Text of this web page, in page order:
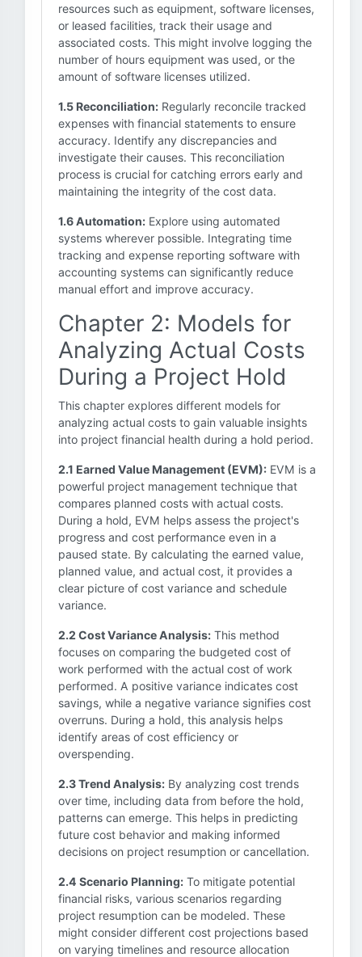
resources such as equipment, software licenses,
or leased facilities, track their usage and
associated costs. This might involve logging the
number of hours equipment was used, or the
amount of software licenses utilized.
1.5 Reconciliation: Regularly reconcile tracked
expenses with financial statements to ensure
accuracy. Identify any discrepancies and
investigate their causes. This reconciliation
process is crucial for catching errors early and
maintaining the integrity of the cost data.
1.6 Automation: Explore using automated
systems wherever possible. Integrating time
tracking and expense reporting software with
accounting systems can significantly reduce
manual effort and improve accuracy.
Chapter 2: Models for
Analyzing Actual Costs
During a Project Hold
This chapter explores different models for
analyzing actual costs to gain valuable insights
into project financial health during a hold period.
2.1 Earned Value Management (EVM): EVM is a
powerful project management technique that
compares planned costs with actual costs.
During a hold, EVM helps assess the project's
progress and cost performance even in a
paused state. By calculating the earned value,
planned value, and actual cost, it provides a
clear picture of cost variance and schedule
variance.
2.2 Cost Variance Analysis: This method
focuses on comparing the budgeted cost of
work performed with the actual cost of work
performed. A positive variance indicates cost
savings, while a negative variance signifies cost
overruns. During a hold, this analysis helps
identify areas of cost efficiency or
overspending.
2.3 Trend Analysis: By analyzing cost trends
over time, including data from before the hold,
patterns can emerge. This helps in predicting
future cost behavior and making informed
decisions on project resumption or cancellation.
2.4 Scenario Planning: To mitigate potential
financial risks, various scenarios regarding
project resumption can be modeled. These
might consider different cost projections based
on varying timelines and resource allocation